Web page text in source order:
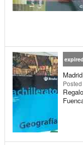
expired
Posted